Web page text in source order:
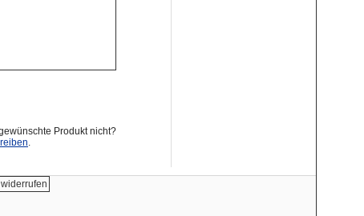
Produkt nicht?